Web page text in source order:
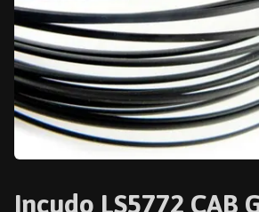
Incudo LS5772 CAB